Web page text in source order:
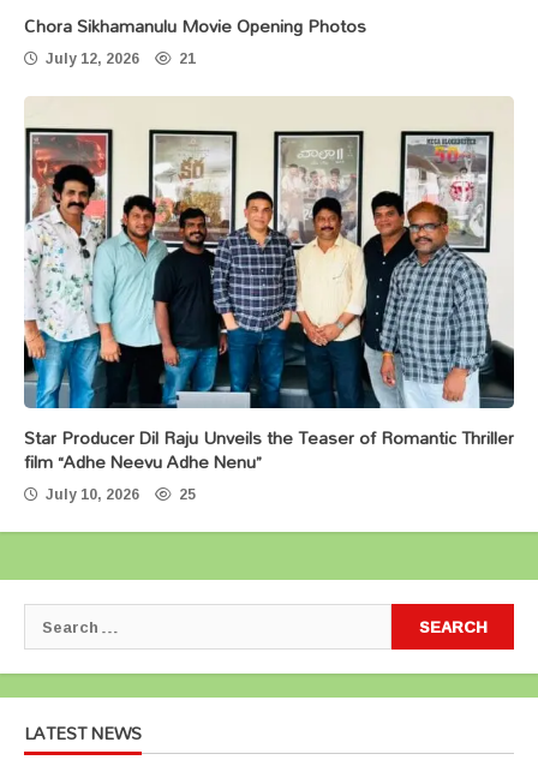
Chora Sikhamanulu Movie Opening Photos
July 12, 2026 21
Star Producer Dil Raju Unveils the Teaser of Romantic Thriller
film “Adhe Neevu Adhe Nenu”
July 10, 2026 25
Search
for:
LATEST NEWS